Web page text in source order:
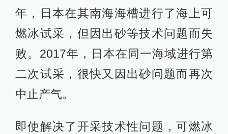
年，日本在其南海海槽进行了海上可
燃冰试采，但因出砂等技术问题而失
败。2017年，日本在同一海域进行第
二次试采，很快又因出砂问题而再次
中止产气。
即使解决了开采技术性问题，可燃冰